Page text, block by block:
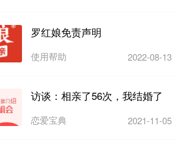
罗红娘免责声明
使用帮助 2022-08-13
访谈：相亲了56次，我结婚了
恋爱宝典 2021-11-05